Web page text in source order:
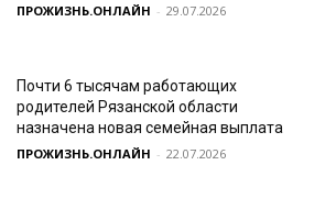
ПРОЖИЗНЬ.ОНЛАЙН - 29.07.2026
Почти 6 тысячам работающих
родителей Рязанской области
назначена новая семейная выплата
ПРОЖИЗНЬ.ОНЛАЙН - 22.07.2026